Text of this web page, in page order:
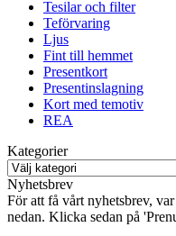
Tesilar och filter
Teförvaring
Ljus
Fint till hemmet
Presentkort
Presentinslagning
Kort med temotiv
REA
Kategorier
Nyhetsbrev
För att få vårt nyhetsbrev,
nedan. Klicka sedan på